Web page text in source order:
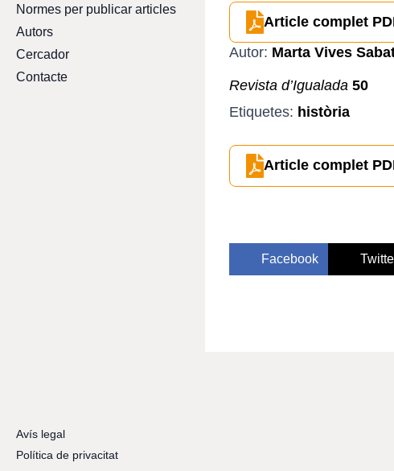
Normes per publicar articles
Autors
Cercador
Contacte
Article complet
Autor: Marta Vives
Revista d’Igualada 50
Etiquetes: història
Article complet
Facebook
Avís legal
Política de privacitat